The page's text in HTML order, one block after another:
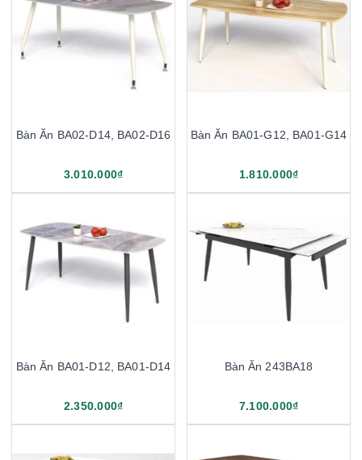
Bàn Ăn BA02-D14, BA02-D16
3.010.000₫
Bàn Ăn BA01-G12, BA01-G14
1.810.000₫
Bàn Ăn BA01-D12, BA01-D14
2.350.000₫
Bàn Ăn 243BA18
7.100.000₫